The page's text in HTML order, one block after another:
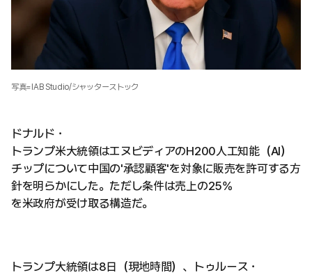
写真=IAB Studio/シャッターストック
ドナルド・
トランプ米大統領はエヌビディアのH200人工知能（AI）
チップについて中国の'承認顧客'を対象に販売を許可する方
針を明らかにした。ただし条件は売上の25%
を米政府が受け取る構造だ。
トランプ大統領は8日（現地時間）、トゥルース・